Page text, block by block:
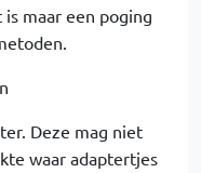
maar een poging
Deze mag niet
waar adaptertjes